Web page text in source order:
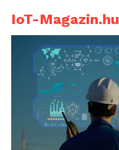
IoT-Magazin.hu